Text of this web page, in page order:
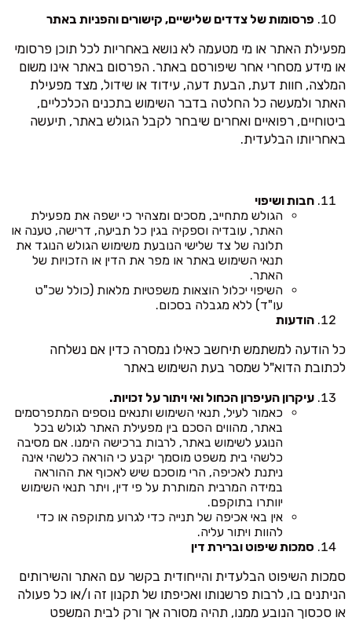
פרסומות של צדדים שלישיים, קישורים והפניות באתר
מפעילת האתר או מי מטעמה לא נושא באחריות לכל תוכן פרסומי
או מידע מסחרי אחר שיפורסם באתר. הפרסום באתר אינו משום
המלצה, חוות דעת, הבעת דעה, עידוד או שידול, מצד מפעילת
האתר ולמעשה כל החלטה בדבר השימוש בתכנים הכלכליים,
ביטוחיים, רפואיים ואחרים שיבחר לקבל הגולש באתר, תיעשה
באחריותו הבלעדית.
חבות ושיפוי
הגולש מתחייב, מסכים ומצהיר כי ישפה את מפעילת
האתר, עובדיה וספקיה בגין כל תביעה, דרישה, טענה או
תלונה של צד שלישי הנובעת משימוש הגולש הנוגד את
תנאי השימוש באתר או מפר את הדין או הזכויות של
האתר.
השיפוי יכלול הוצאות משפטיות מלאות (כולל שכ"ט
עו"ד) ללא מגבלה בסכום.
הודעות
כל הודעה למשתמש תיחשב כאילו נמסרה כדין אם נשלחה
לכתובת הדוא"ל שמסר בעת השימוש באתר
עיקרון העיפרון הכחול ואי ויתור על זכויות.
כאמור לעיל, תנאי השימוש ותנאים נוספים המתפרסמים
באתר, מהווים הסכם בין מפעילת האתר לגולש בכל
הנוגע לשימוש באתר, לרבות ברכישה הימנו. אם מסיבה
כלשהי בית משפט מוסמך יקבע כי הוראה כלשהי אינה
ניתנת לאכיפה, הרי מוסכם שיש לאכוף את ההוראה
במידה המרבית המותרת על פי דין, ויתר תנאי השימוש
יוותרו בתוקפם.
אין באי אכיפה של תנייה כדי לגרוע מתוקפה או כדי
להוות ויתור עליה.
סמכות שיפוט וברירת דין
סמכות השיפוט הבלעדית והייחודית בקשר עם האתר והשירותים
הניתנים בו, לרבות פרשנותו ואכיפתו של תקנון זה ו/או כל פעולה
או סכסוך הנובע ממנו, תהיה מסורה אך ורק לבית המשפט